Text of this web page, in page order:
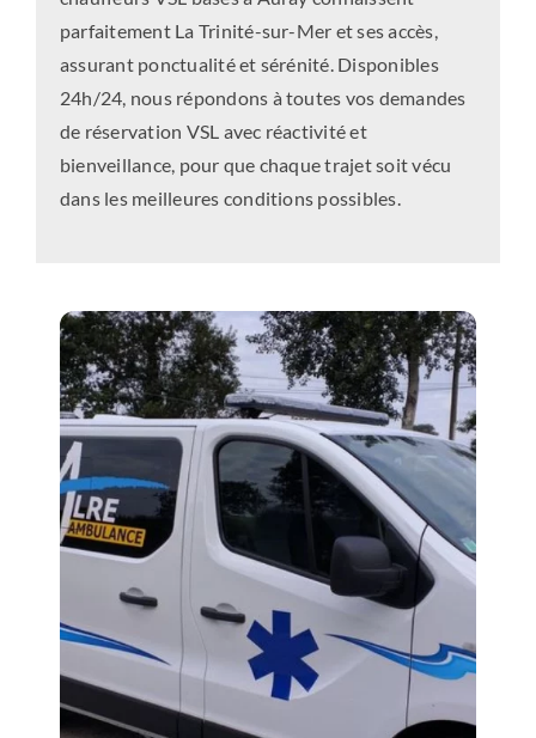
parfaitement La Trinité-sur-Mer et ses accès,
assurant ponctualité et sérénité. Disponibles
24h/24, nous répondons à toutes vos demandes
de réservation VSL avec réactivité et
bienveillance, pour que chaque trajet soit vécu
dans les meilleures conditions possibles.